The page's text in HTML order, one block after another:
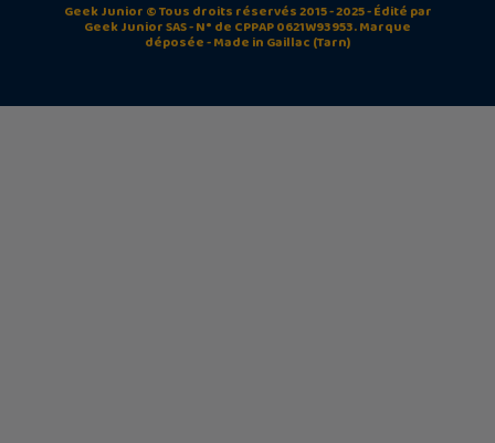
Geek Junior © Tous droits réservés 2015 - 2025 - Édité par
Geek Junior SAS - N° de CPPAP 0621W93953. Marque
déposée - Made in Gaillac (Tarn)